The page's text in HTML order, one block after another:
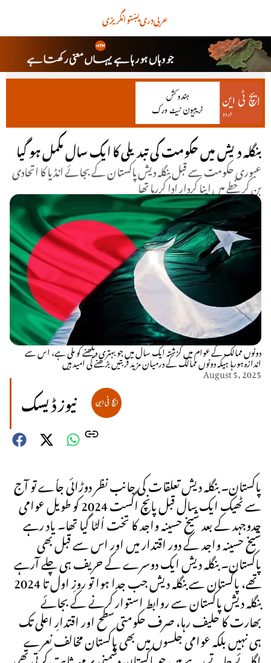
انگریزیپښتودریعربی
بنگلہ دیش میں حکومت کی تبدیلی کا ایک سال مکمل ہو گیا
عبوری حکومت سے قبل بنگلہ دیش پاکستان کے بجائے انڈیا کا اتحادی
بن کر خطے میں اپنا کردار ادا کررہا تھا
دونوں ممالک کے عوام میں گزشتہ ایک سال میں جو بہتری دیکھنے کو ملی ہے، اس سے
اندازہ ہورہا ہیکہ دونوں ممالک کے درمیان مزید قربتیں بڑھنے کی امید ہیں
August 5, 2025
نیوز ڈیسک
پاکستان۔ بنگلہ دیش تعلقات کی جانب نظر دوڑائی جاٗے تو آج
سے ٹھیک ایک سال قبل پانچ اگست 2024 کو طویل عوامی
جدوجہد کے بعد شیخ حسینہ واجد کا تخت اُلٹا گیا تھا۔ یاد رہے
شیخ حسینہ واجد کے دور اقتدار میں اور اس سے قبل بھی
پاکستان۔ بنگلہ دیش ایک دوسرے کے حریف ہی چلے آرہے
تھے، پاکستان سے بنگلہ دیش جب جدا ہوا تو روزِ اول تا 2024
بنگلہ دیش پاکستان سے روابط استوار کرنے کے بجائے
بھارت کا حلیف رہا، صرف حکومتی سطح اور اقتدارِ اعلی تک
ہی نہیں بلکہ عوامی جلسوں میں بھی پاکستان مخالف نعرے